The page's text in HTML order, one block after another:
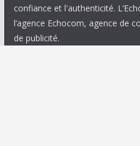
confiance et l'authenticité.
l’agence Echocom, agence de
de publicité.